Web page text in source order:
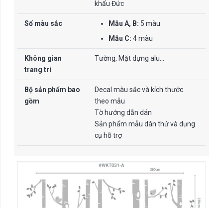
khẩu Đức
Số màu sắc Mẫu A, B: 5 màu
Mẫu C: 4 màu
Không gian
trang trí
Tường, Mặt dựng alu…
Bộ sản phẩm bao
gồm
Decal màu sắc và kích thước
theo mẫu
Tờ hướng dẫn dán
Sản phẩm mẫu dán thử và dụng
cụ hỗ trợ